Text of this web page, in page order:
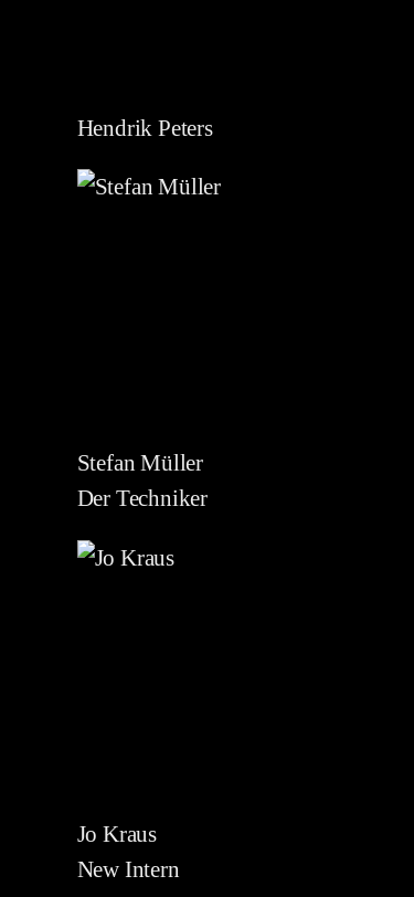
Hendrik Peters
Stefan Müller
Der Techniker
Jo Kraus
New Intern